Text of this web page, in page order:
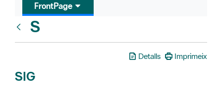
FrontPage
S
Detalls Imprimeix
SIG